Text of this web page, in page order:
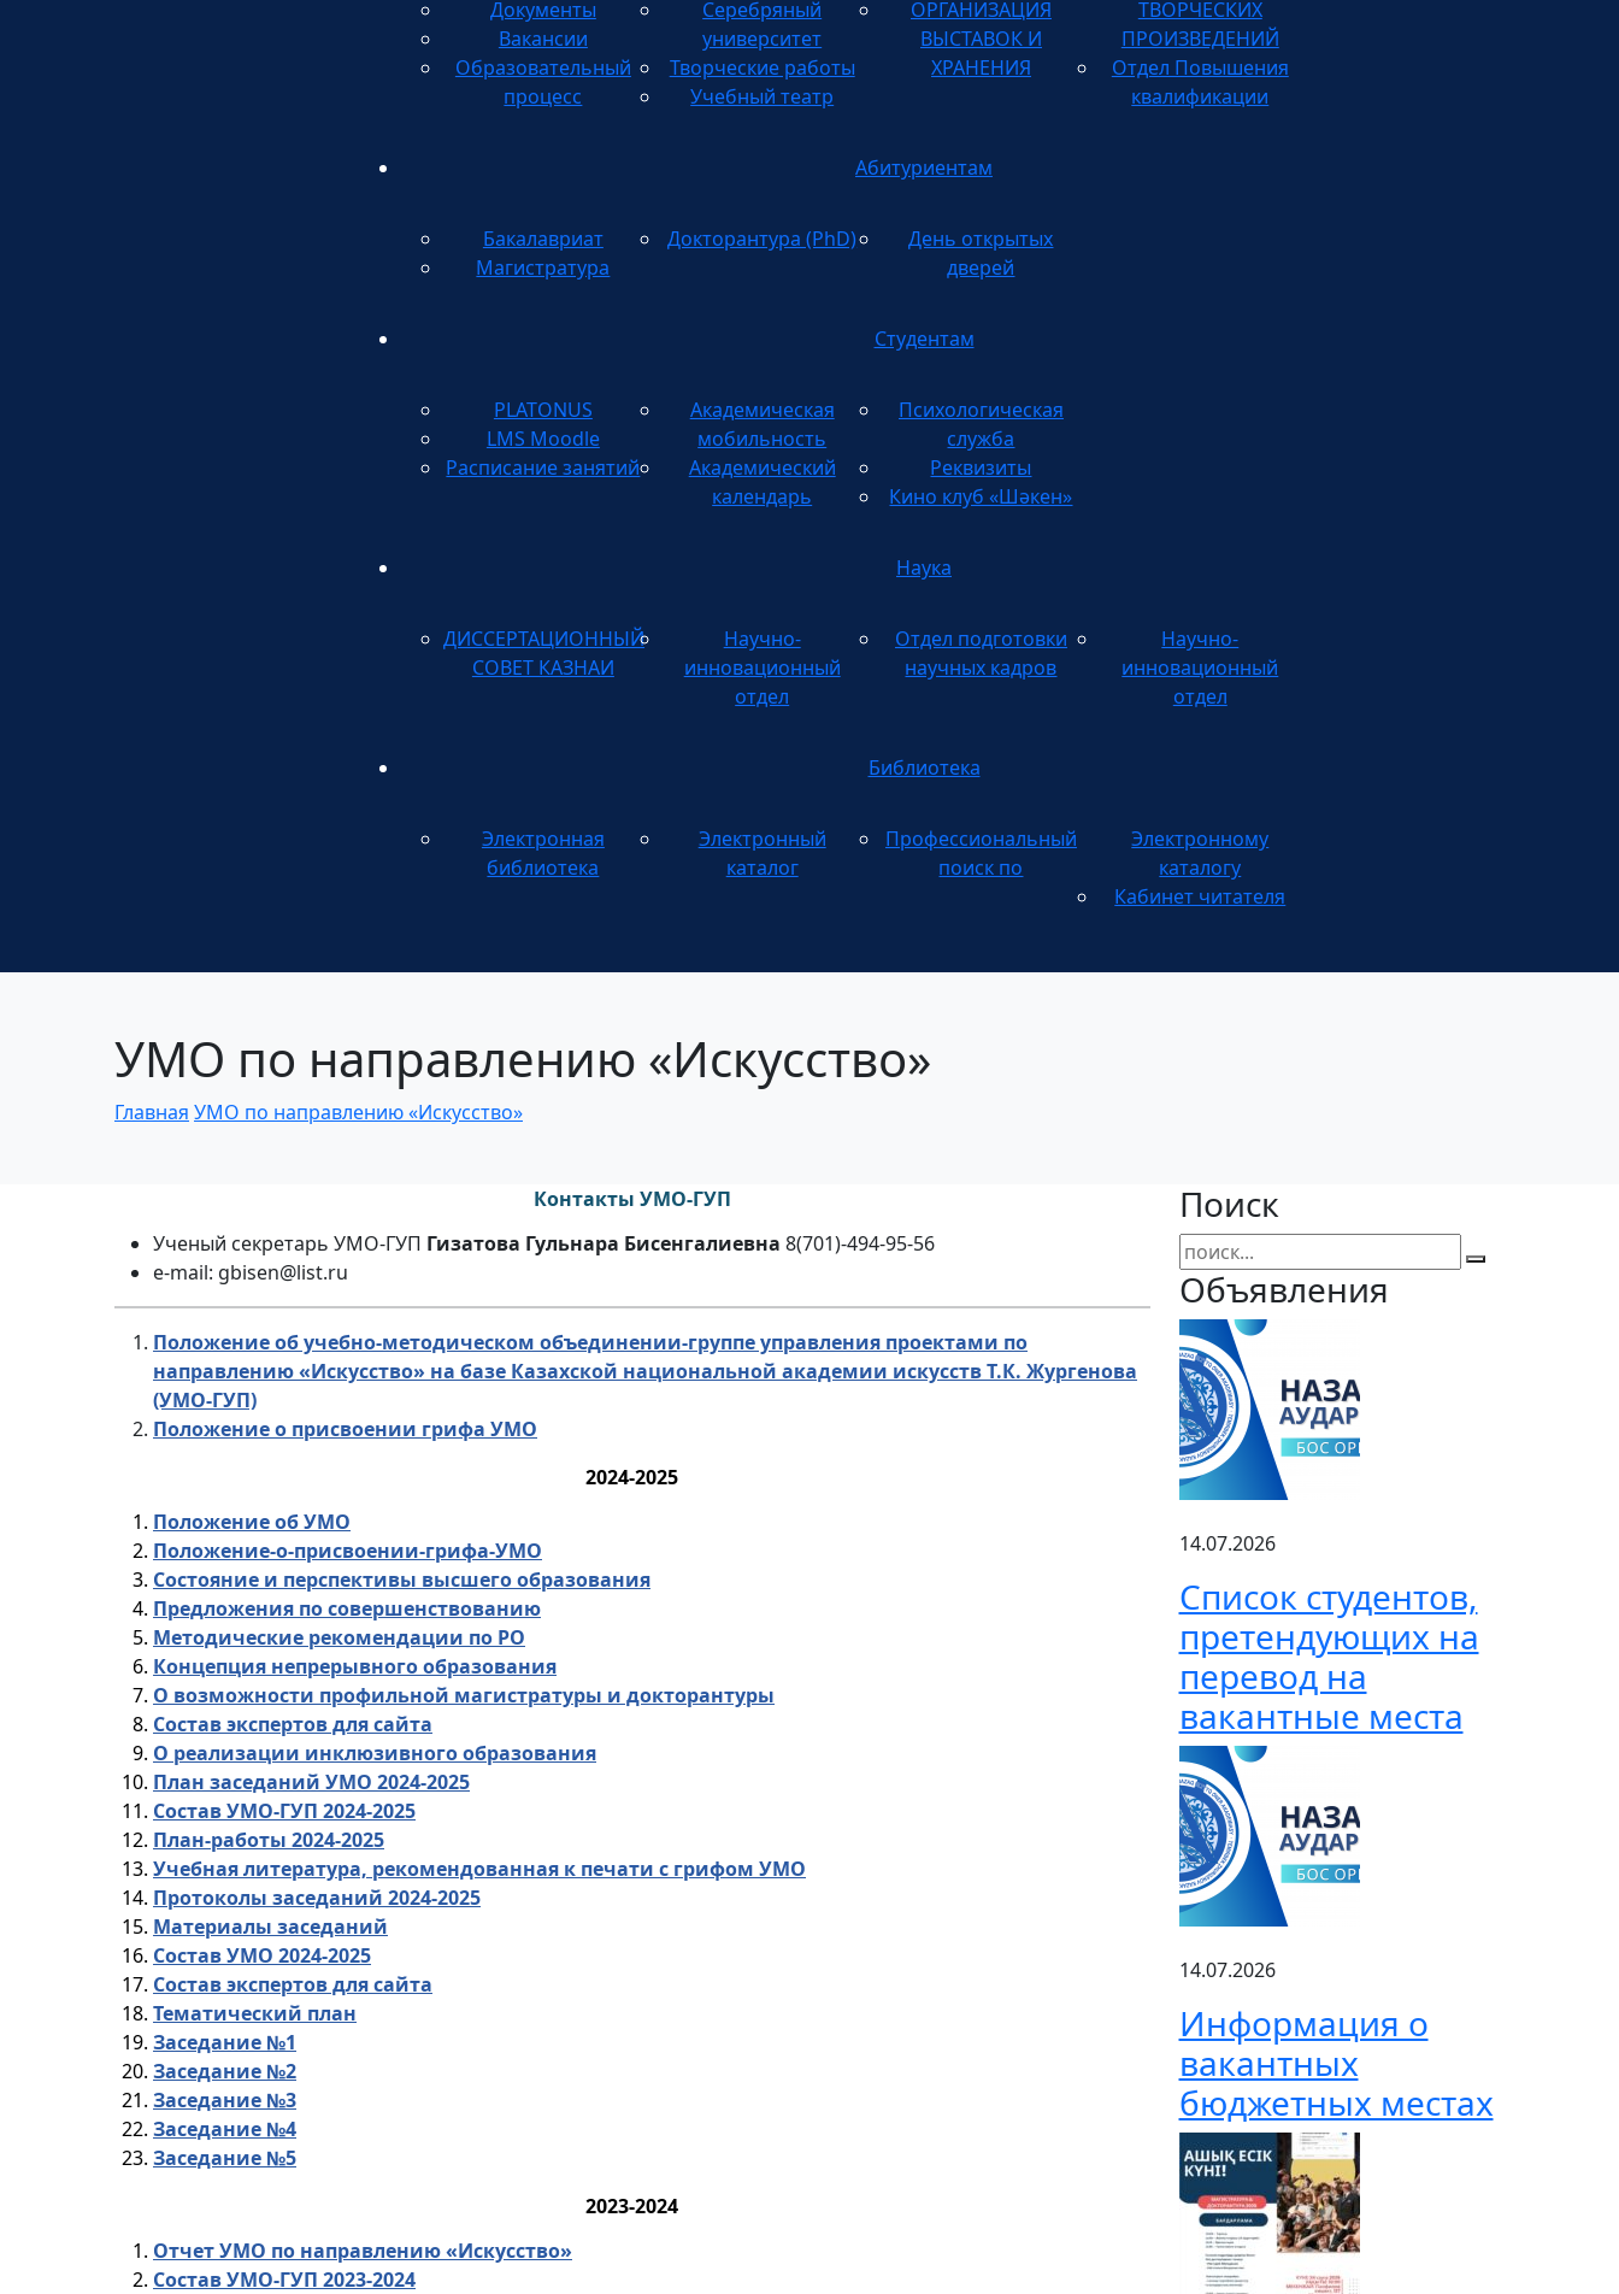
Документы
Вакансии
Образовательный
процесс
Серебряный
университет
Творческие работы
Учебный театр
ОРГАНИЗАЦИЯ
ВЫСТАВОК И
ХРАНЕНИЯ
ТВОРЧЕСКИХ
ПРОИЗВЕДЕНИЙ
Отдел Повышения
квалификации
Абитуриентам
Бакалавриат
Магистратура
Докторантура (PhD)
День открытых
дверей
Студентам
PLATONUS
LMS Moodle
Расписание занятий
Академическая
мобильность
Академический
календарь
Психологическая
служба
Реквизиты
Кино клуб «Шәкен»
Наука
ДИССЕРТАЦИОННЫЙ
СОВЕТ КАЗНАИ
Научно-
инновационный
отдел
Отдел подготовки
научных кадров
Научно-
инновационный
отдел
Библиотека
Электронная
библиотека
Электронный
каталог
Профессиональный
поиск по
Электронному
каталогу
Кабинет читателя
УМО по направлению «Искусство»
Главная УМО по направлению «Искусство»
Контакты УМО-ГУП
Ученый секретарь УМО-ГУП Гизатова Гульнара Бисенгалиевна 8(701)-494-95-56
e-mail: gbisen@list.ru
Положение об учебно-методическом объединении-группе управления проектами по
направлению «Искусство» на базе Казахской национальной академии искусств Т.К. Жургенова
(УМО-ГУП)
Положение о присвоении грифа УМО
2024-2025
Положение об УМО
Положение-о-присвоении-грифа-УМО
Состояние и перспективы высшего образования
Предложения по совершенствованию
Методические рекомендации по РО
Концепция непрерывного образования
О возможности профильной магистратуры и докторантуры
Состав экспертов для сайта
О реализации инклюзивного образования
План заседаний УМО 2024-2025
Состав УМО-ГУП 2024-2025
План-работы 2024-2025
Учебная литература, рекомендованная к печати с грифом УМО
Протоколы заседаний 2024-2025
Материалы заседаний
Состав УМО 2024-2025
Состав экспертов для сайта
Тематический план
Заседание №1
Заседание №2
Заседание №3
Заседание №4
Заседание №5
2023-2024
Отчет УМО по направлению «Искусство»
Состав УМО-ГУП 2023-2024
Поиск
Объявления
14.07.2026
Список студентов,
претендующих на
перевод на
вакантные места
14.07.2026
Информация о
вакантных
бюджетных местах